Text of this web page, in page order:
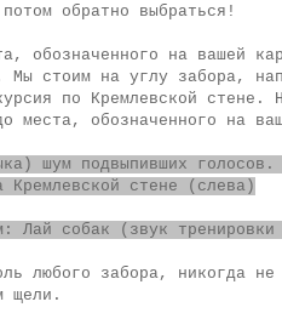
обратно выбраться!
обозначенного на вашей
Мы стоим на углу забора,
по Кремлевской стене.
места, обозначенного на
шум подвыпивших голосов.
Кремлевской стене (слева)
Лай собак (звук
любого забора, никогда
щели.